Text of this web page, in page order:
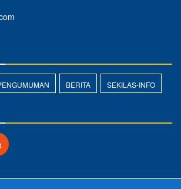
BERITA SEKILAS-INFO